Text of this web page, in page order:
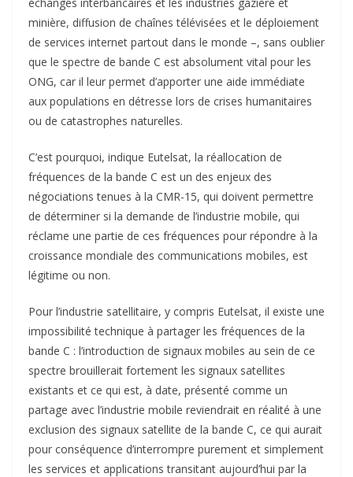
minière, diffusion de chaînes télévisées et le déploiement
de services internet partout dans le monde –, sans oublier
que le spectre de bande C est absolument vital pour les
ONG, car il leur permet d’apporter une aide immédiate
aux populations en détresse lors de crises humanitaires
ou de catastrophes naturelles.
C’est pourquoi, indique Eutelsat, la réallocation de
fréquences de la bande C est un des enjeux des
négociations tenues à la CMR-15, qui doivent permettre
de déterminer si la demande de l’industrie mobile, qui
réclame une partie de ces fréquences pour répondre à la
croissance mondiale des communications mobiles, est
légitime ou non.
Pour l’industrie satellitaire, y compris Eutelsat, il existe une
impossibilité technique à partager les fréquences de la
bande C : l’introduction de signaux mobiles au sein de ce
spectre brouillerait fortement les signaux satellites
existants et ce qui est, à date, présenté comme un
partage avec l’industrie mobile reviendrait en réalité à une
exclusion des signaux satellite de la bande C, ce qui aurait
pour conséquence d’interrompre purement et simplement
les services et applications transitant aujourd’hui par la